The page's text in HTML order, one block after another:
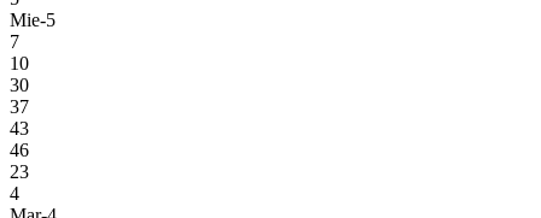
Mie-5
7
10
30
37
43
46
23
4